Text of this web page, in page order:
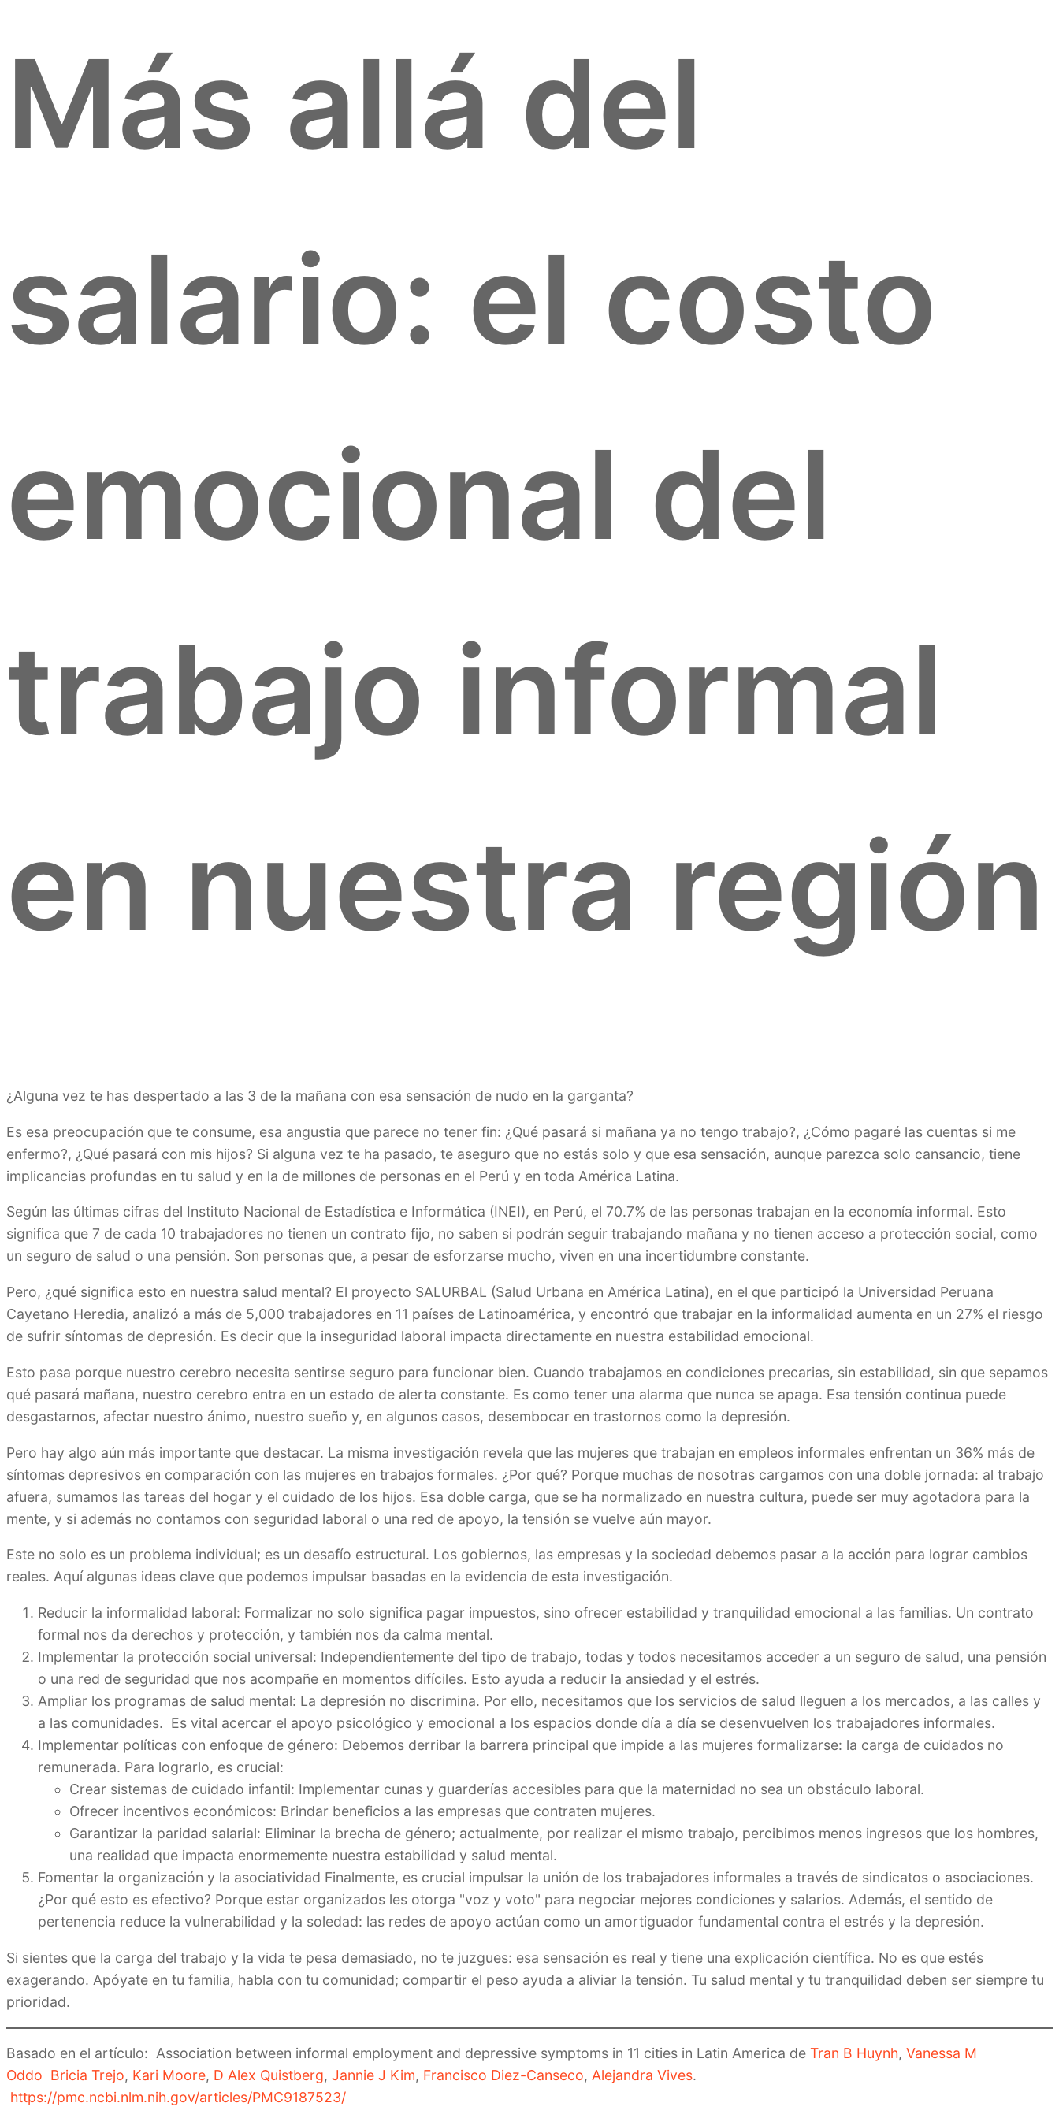
Más allá del
salario: el costo
emocional del
trabajo informal
en nuestra región
¿Alguna vez te has despertado a las 3 de la mañana con esa sensación de nudo en la garganta?
Es esa preocupación que te consume, esa angustia que parece no tener fin: ¿Qué pasará si mañana ya no tengo trabajo?, ¿Cómo pagaré las cuentas si me
enfermo?, ¿Qué pasará con mis hijos? Si alguna vez te ha pasado, te aseguro que no estás solo y que esa sensación, aunque parezca solo cansancio, tiene
implicancias profundas en tu salud y en la de millones de personas en el Perú y en toda América Latina.
Según las últimas cifras del Instituto Nacional de Estadística e Informática (INEI), en Perú, el 70.7% de las personas trabajan en la economía informal. Esto
significa que 7 de cada 10 trabajadores no tienen un contrato fijo, no saben si podrán seguir trabajando mañana y no tienen acceso a protección social, como
un seguro de salud o una pensión. Son personas que, a pesar de esforzarse mucho, viven en una incertidumbre constante.
Pero, ¿qué significa esto en nuestra salud mental? El proyecto SALURBAL (Salud Urbana en América Latina), en el que participó la Universidad Peruana
Cayetano Heredia, analizó a más de 5,000 trabajadores en 11 países de Latinoamérica, y encontró que trabajar en la informalidad aumenta en un 27% el riesgo
de sufrir síntomas de depresión. Es decir que la inseguridad laboral impacta directamente en nuestra estabilidad emocional.
Esto pasa porque nuestro cerebro necesita sentirse seguro para funcionar bien. Cuando trabajamos en condiciones precarias, sin estabilidad, sin que sepamos
qué pasará mañana, nuestro cerebro entra en un estado de alerta constante. Es como tener una alarma que nunca se apaga. Esa tensión continua puede
desgastarnos, afectar nuestro ánimo, nuestro sueño y, en algunos casos, desembocar en trastornos como la depresión.
Pero hay algo aún más importante que destacar. La misma investigación revela que las mujeres que trabajan en empleos informales enfrentan un 36% más de
síntomas depresivos en comparación con las mujeres en trabajos formales. ¿Por qué? Porque muchas de nosotras cargamos con una doble jornada: al trabajo
afuera, sumamos las tareas del hogar y el cuidado de los hijos. Esa doble carga, que se ha normalizado en nuestra cultura, puede ser muy agotadora para la
mente, y si además no contamos con seguridad laboral o una red de apoyo, la tensión se vuelve aún mayor.
Este no solo es un problema individual; es un desafío estructural. Los gobiernos, las empresas y la sociedad debemos pasar a la acción para lograr cambios
reales. Aquí algunas ideas clave que podemos impulsar basadas en la evidencia de esta investigación.
Reducir la informalidad laboral: Formalizar no solo significa pagar impuestos, sino ofrecer estabilidad y tranquilidad emocional a las familias. Un contrato
formal nos da derechos y protección, y también nos da calma mental.
Implementar la protección social universal: Independientemente del tipo de trabajo, todas y todos necesitamos acceder a un seguro de salud, una pensión
o una red de seguridad que nos acompañe en momentos difíciles. Esto ayuda a reducir la ansiedad y el estrés.
Ampliar los programas de salud mental: La depresión no discrimina. Por ello, necesitamos que los servicios de salud lleguen a los mercados, a las calles y
a las comunidades. Es vital acercar el apoyo psicológico y emocional a los espacios donde día a día se desenvuelven los trabajadores informales.
Implementar políticas con enfoque de género: Debemos derribar la barrera principal que impide a las mujeres formalizarse: la carga de cuidados no
remunerada. Para lograrlo, es crucial:
Crear sistemas de cuidado infantil: Implementar cunas y guarderías accesibles para que la maternidad no sea un obstáculo laboral.
Ofrecer incentivos económicos: Brindar beneficios a las empresas que contraten mujeres.
Garantizar la paridad salarial: Eliminar la brecha de género; actualmente, por realizar el mismo trabajo, percibimos menos ingresos que los hombres,
una realidad que impacta enormemente nuestra estabilidad y salud mental.
Fomentar la organización y la asociatividad Finalmente, es crucial impulsar la unión de los trabajadores informales a través de sindicatos o asociaciones.
¿Por qué esto es efectivo? Porque estar organizados les otorga "voz y voto" para negociar mejores condiciones y salarios. Además, el sentido de
pertenencia reduce la vulnerabilidad y la soledad: las redes de apoyo actúan como un amortiguador fundamental contra el estrés y la depresión.
Si sientes que la carga del trabajo y la vida te pesa demasiado, no te juzgues: esa sensación es real y tiene una explicación científica. No es que estés
exagerando. Apóyate en tu familia, habla con tu comunidad; compartir el peso ayuda a aliviar la tensión. Tu salud mental y tu tranquilidad deben ser siempre tu
prioridad.
Basado en el artículo: Association between informal employment and depressive symptoms in 11 cities in Latin America de Tran B Huynh, Vanessa M
Oddo Bricia Trejo, Kari Moore, D Alex Quistberg, Jannie J Kim, Francisco Diez-Canseco, Alejandra Vives.
https://pmc.ncbi.nlm.nih.gov/articles/PMC9187523/